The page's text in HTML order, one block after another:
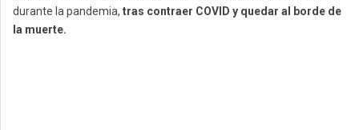
durante la pandemia, tras contraer COVID y quedar al borde de
la muerte.